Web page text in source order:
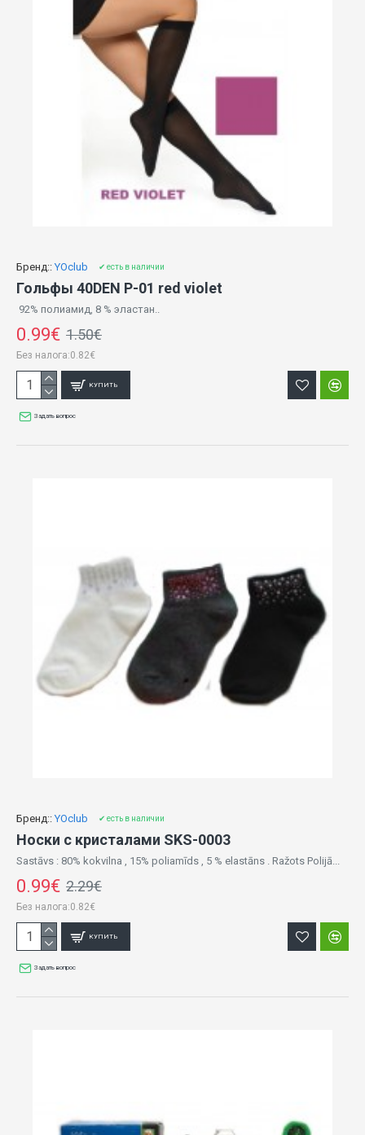
Бренд:: YOclub ✔ есть в наличии
Гольфы 40DEN P-01 red violet
92% полиамид, 8 % эластан..
0.99€ 1.50€
Без налога:0.82€
КУПИТЬ
Задать вопрос
Бренд:: YOclub ✔ есть в наличии
Носки с кристалами SKS-0003
Sastāvs : 80% kokvilna , 15% poliamīds , 5 % elastāns . Ražots Polijā...
0.99€ 2.29€
Без налога:0.82€
КУПИТЬ
Задать вопрос